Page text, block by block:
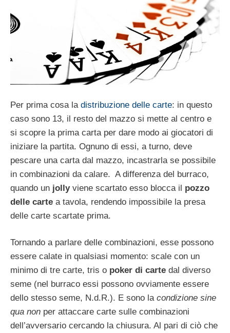
Per prima cosa la distribuzione delle carte: in questo
caso sono 13, il resto del mazzo si mette al centro e
si scopre la prima carta per dare modo ai giocatori di
iniziare la partita. Ognuno di essi, a turno, deve
pescare una carta dal mazzo, incastrarla se possibile
in combinazioni da calare. A differenza del burraco,
quando un jollyviene scartato esso blocca il pozzo
delle carte a tavola, rendendo impossibile la presa
delle carte scartate prima.
Tornando a parlare delle combinazioni, esse possono
essere calate in qualsiasi momento: scale con un
minimo di tre carte, tris o poker di carte dal diverso
seme (nel burraco essi possono ovviamente essere
dello stesso seme, N.d.R.). E sono la condizione sine
qua non per attaccare carte sulle combinazioni
dell’avversario cercando la chiusura. Al pari di ciò che